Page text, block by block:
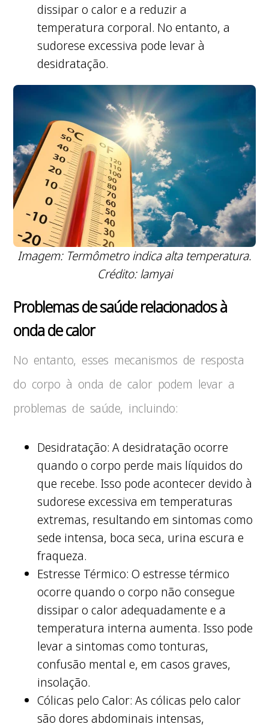
dissipar o calor e a reduzir a
temperatura corporal. No entanto, a
sudorese excessiva pode levar à
desidratação.
Imagem: Termômetro indica alta temperatura.
Crédito: lamyai
Problemas de saúde relacionados à
onda de calor
No entanto, esses mecanismos de resposta
do corpo à onda de calor podem levar a
problemas de saúde, incluindo:
Desidratação: A desidratação ocorre
quando o corpo perde mais líquidos do
que recebe. Isso pode acontecer devido à
sudorese excessiva em temperaturas
extremas, resultando em sintomas como
sede intensa, boca seca, urina escura e
fraqueza.
Estresse Térmico: O estresse térmico
ocorre quando o corpo não consegue
dissipar o calor adequadamente e a
temperatura interna aumenta. Isso pode
levar a sintomas como tonturas,
confusão mental e, em casos graves,
insolação.
Cólicas pelo Calor: As cólicas pelo calor
são dores abdominais intensas,